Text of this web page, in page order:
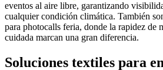
eventos al aire libre, garantizando
cualquier condición climática. También
para photocalls feria, donde la rapidez de
cuidada marcan una gran diferencia.
Soluciones textiles para